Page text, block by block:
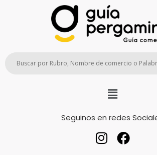
Seguinos en redes